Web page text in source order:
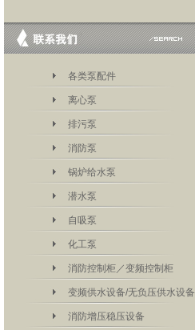
各类泵配件
离心泵
排污泵
消防泵
锅炉给水泵
潜水泵
自吸泵
化工泵
消防控制柜／变频控制柜
变频供水设备/无负压供水设备
消防增压稳压设备